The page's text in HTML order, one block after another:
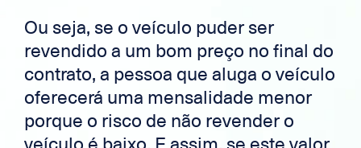
Ou seja, se o veículo puder ser
revendido a um bom preço no final do
contrato, a pessoa que aluga o veículo
oferecerá uma mensalidade menor
porque o risco de não revender o